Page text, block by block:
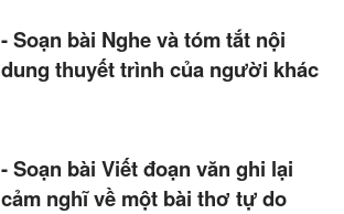
- Soạn bài Nghe và tóm tắt nội
dung thuyết trình của người khác
- Soạn bài Viết đoạn văn ghi lại
cảm nghĩ về một bài thơ tự do